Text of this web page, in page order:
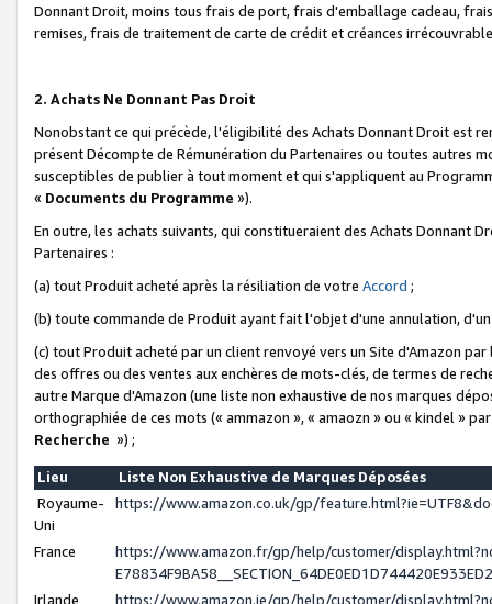
Donnant Droit, moins tous frais de port, frais d'emballage cadeau,
remises, frais de traitement de carte de crédit et créances
2. Achats Ne Donnant Pas Droit
Nonobstant ce qui précède, l'éligibilité des Achats Donnant Droit est
présent Décompte de Rémunération du Partenaires ou toutes autres
susceptibles de publier à tout moment et qui s'appliquent au
« Documents du Programme »).
En outre, les achats suivants, qui constitueraient des Achats Donnant
Partenaires :
(a) tout Produit acheté après la résiliation de votre Accord ;
(b) toute commande de Produit ayant fait l'objet d'une annulation,
(c) tout Produit acheté par un client renvoyé vers un Site d'Amazon
des offres ou des ventes aux enchères de mots-clés, de termes de
autre Marque d'Amazon (une liste non exhaustive de nos marques
orthographiée de ces mots (« ammazon », « amaozn » ou « kindel »
Recherche ») ;
Lieu
Liste Non Exhaustive de Marques Déposées
Royaume-
Uni
https://www.amazon.co.uk/gp/
France
https://www.amazon.fr/gp/help/customer/
Irlande
https://www.amazon.ie/gp/help/customer/